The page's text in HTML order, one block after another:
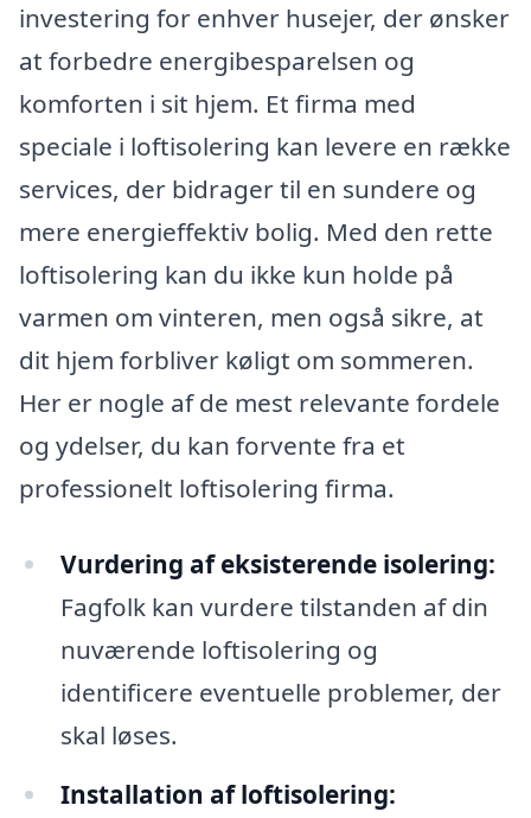
investering for enhver husejer, der ønsker
at forbedre energibesparelsen og
komforten i sit hjem. Et firma med
speciale i loftisolering kan levere en række
services, der bidrager til en sundere og
mere energieffektiv bolig. Med den rette
loftisolering kan du ikke kun holde på
varmen om vinteren, men også sikre, at
dit hjem forbliver køligt om sommeren.
Her er nogle af de mest relevante fordele
og ydelser, du kan forvente fra et
professionelt loftisolering firma.
Vurdering af eksisterende isolering:
Fagfolk kan vurdere tilstanden af din
nuværende loftisolering og
identificere eventuelle problemer, der
skal løses.
Installation af loftisolering: